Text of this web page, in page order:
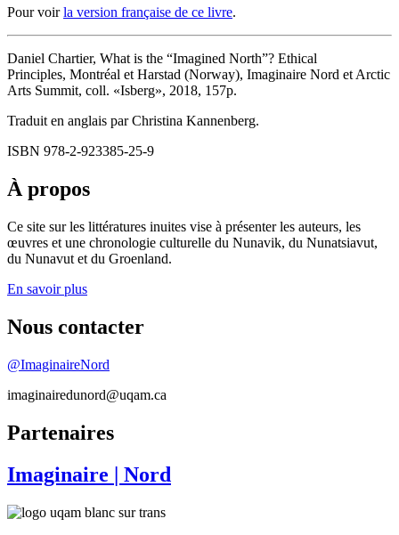
Pour voirla version française de ce livre.
Daniel Chartier, What is the “Imagined North”? Ethical
Principles, Montréal et Harstad (Norway), Imaginaire Nord et Arctic
Arts Summit, coll. «Isberg», 2018, 157p.
Traduit en anglais par Christina Kannenberg.
ISBN 978-2-923385-25-9
À propos
Ce site sur les littératures inuites vise à présenter les auteurs, les
œuvres et une chronologie culturelle du Nunavik, du Nunatsiavut,
du Nunavut et du Groenland.
En savoir plus
Nous contacter
@ImaginaireNord
imaginairedunord@uqam.ca
Partenaires
Imaginaire | Nord